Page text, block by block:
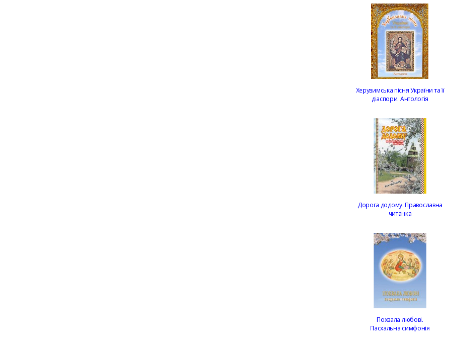
Херувимська пісня України та її
діаспори. Антологія
Дорога додому. Православна
читанка
Похвала любові.
Пасхальна симфонія